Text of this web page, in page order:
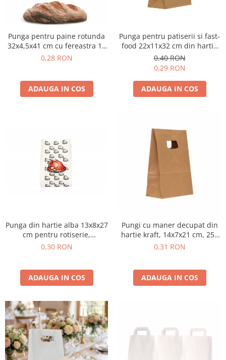
Punga pentru paine rotunda
32x4,5x41 cm cu fereastra 15
cm din hartie natur au revenit
0,28 RON
ADAUGA IN COS
Punga pentru patiserii si fast-
food 22x11x32 cm din hartie
kraft
0,40 RON
0,29 RON
ADAUGA IN COS
Punga din hartie alba 13x8x27
cm pentru rotiserie,
rezistenta la grasimi
0,30 RON
ADAUGA IN COS
Pungi cu maner decupat din
hartie kraft, 14x7x21 cm, 250
buc.
0,31 RON
ADAUGA IN COS